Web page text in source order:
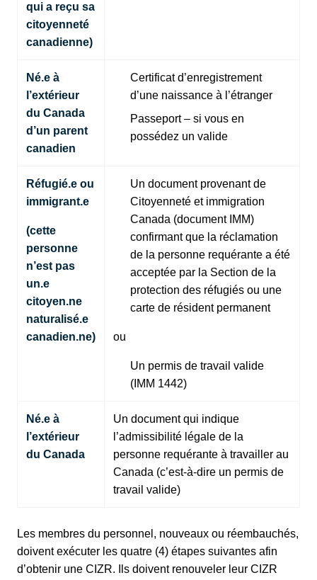
qui a reçu sa
citoyenneté
canadienne)
Né.e à
l’extérieur
du Canada
d’un parent
canadien
Certificat d’enregistrement
d’une naissance à l’étranger
Passeport – si vous en
possédez un valide
Réfugié.e ou
immigrant.e
(cette
personne
n’est pas
un.e
citoyen.ne
naturalisé.e
canadien.ne)
Un document provenant de
Citoyenneté et immigration
Canada (document IMM)
confirmant que la réclamation
de la personne requérante a été
acceptée par la Section de la
protection des réfugiés ou une
carte de résident permanent
ou
Un permis de travail valide
(IMM 1442)
Né.e à
l’extérieur
du Canada
Un document qui indique
l’admissibilité légale de la
personne requérante à travailler au
Canada (c’est-à-dire un permis de
travail valide)
Les membres du personnel, nouveaux ou réembauchés,
doivent exécuter les quatre (4) étapes suivantes afin
d’obtenir une CIZR. Ils doivent renouveler leur CIZR